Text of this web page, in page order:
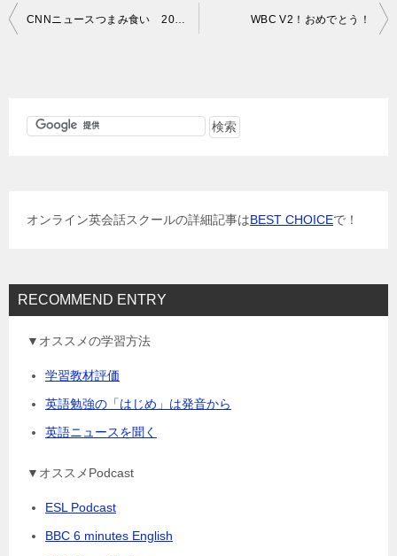
投
WBC V2！おめでとう！
オンライン英会話スクールの詳細記事はBEST CHOICEで！
RECOMMEND ENTRY
▼オススメの学習方法
学習教材評価
英語勉強の「はじめ」は発音から
英語ニュースを聞く
▼オススメPodcast
ESL Podcast
BBC 6 minutes English